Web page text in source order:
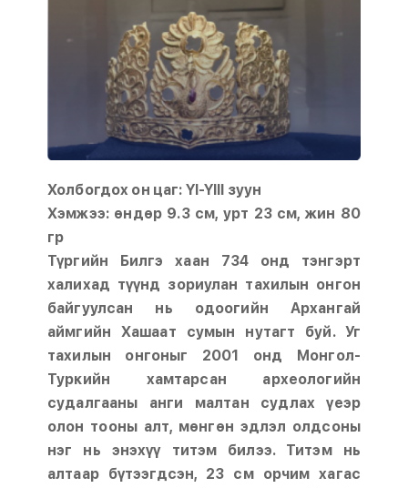
Холбогдох он цаг: YI-YIII зуун
Хэмжээ: өндөр 9.3 см, урт 23 см, жин 80
гр
Түргийн Билгэ хаан 734 онд тэнгэрт
халихад түүнд зориулан тахилын онгон
байгуулсан нь одоогийн Архангай
аймгийн Хашаат сумын нутагт буй. Уг
тахилын онгоныг 2001 онд Монгол-
Туркийн хамтарсан археологийн
судалгааны анги малтан судлах үеэр
олон тооны алт, мөнгөн эдлэл олдсоны
нэг нь энэхүү титэм билээ. Титэм нь
алтаар бүтээгдсэн, 23 см орчим хагас